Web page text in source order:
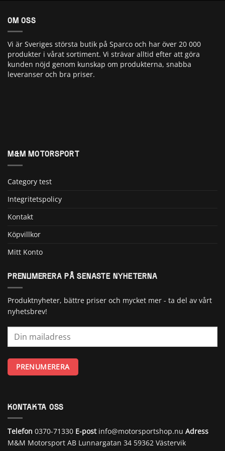
OM OSS
Vi är Sveriges största butik på Sparco och har över 20 000
produkter i vårat sortiment. Vi strävar alltid efter att göra
kunden nöjd genom kunskap om produkterna, snabba
leveranser och bra priser.
M&M MOTORSPORT
Category test
Integritetspolicy
Kontakt
Köpvillkor
Mitt Konto
PRENUMERERA PÅ SENASTE NYHETERNA
Produktnyheter, bättre priser och mycket mer - ta del av vårt
nyhetsbrev!
KONTAKTA OSS
Telefon 0370-71330 E-postinfo@motorsportshop.nu Adress
M&M Motorsport AB Lunnargatan 34 59362 Västervik